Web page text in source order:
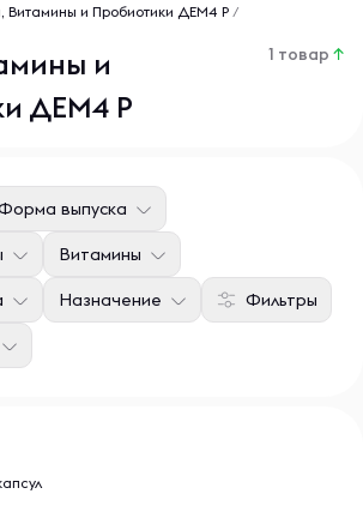
Витамины и Пробиотики ДЕМ4 Р /
и
ДЕМ4 Р
1 товар ↑
Фильтры
выпуска
Витамины
Назначение